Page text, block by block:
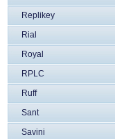
Replikey
Rial
Royal
RPLC
Ruff
Sant
Savini